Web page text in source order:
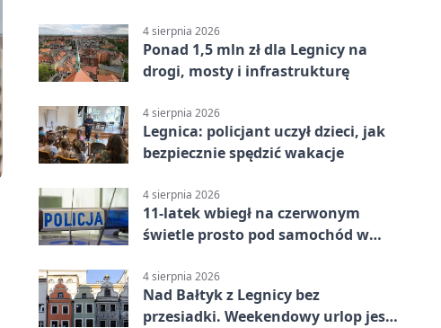
4 sierpnia 2026
Ponad 1,5 mln zł dla Legnicy na
drogi, mosty i infrastrukturę
4 sierpnia 2026
Legnica: policjant uczył dzieci, jak
bezpiecznie spędzić wakacje
4 sierpnia 2026
11-latek wbiegł na czerwonym
świetle prosto pod samochód w
4 sierpnia 2026
Nad Bałtyk z Legnicy bez
przesiadki. Weekendowy urlop jest